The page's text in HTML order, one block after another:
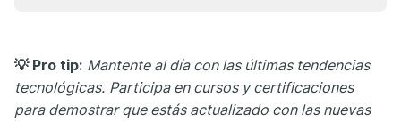
💡 Pro tip: Mantente al día con las últimas tendencias
tecnológicas. Participa en cursos y certificaciones
para demostrar que estás actualizado con las nuevas